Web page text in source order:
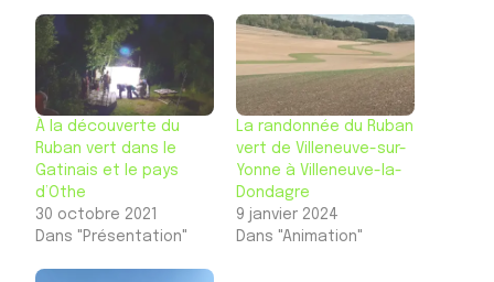
À la découverte du
Ruban vert dans le
Gatinais et le pays
d’Othe
30 octobre 2021
Dans "Présentation"
La randonnée du Ruban
vert de Villeneuve-sur-
Yonne à Villeneuve-la-
Dondagre
9 janvier 2024
Dans "Animation"